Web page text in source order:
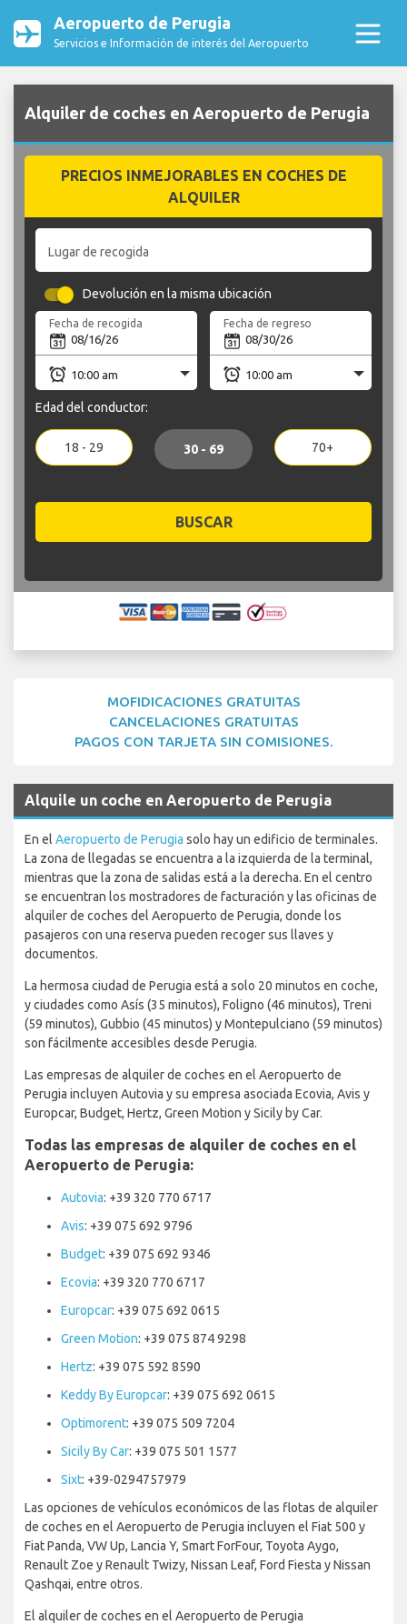
Aeropuerto de Perugia
Servicios e Información de interés del Aeropuerto
Alquiler de coches en Aeropuerto de Perugia
PRECIOS INMEJORABLES EN COCHES DE
ALQUILER
Lugar de recogida
Devolución en la misma ubicación
Fecha de recogida Fecha de regreso
Edad del conductor:
18 - 29 30 - 69 70+
BUSCAR
MOFIDICACIONES GRATUITAS
CANCELACIONES GRATUITAS
PAGOS CON TARJETA SIN COMISIONES.
Alquile un coche en Aeropuerto de Perugia
En el Aeropuerto de Perugia solo hay un edificio de terminales.
La zona de llegadas se encuentra a la izquierda de la terminal,
mientras que la zona de salidas está a la derecha. En el centro
se encuentran los mostradores de facturación y las oficinas de
alquiler de coches del Aeropuerto de Perugia, donde los
pasajeros con una reserva pueden recoger sus llaves y
documentos.
La hermosa ciudad de Perugia está a solo 20 minutos en coche,
y ciudades como Asís (35 minutos), Foligno (46 minutos), Treni
(59 minutos), Gubbio (45 minutos) y Montepulciano (59 minutos)
son fácilmente accesibles desde Perugia.
Las empresas de alquiler de coches en el Aeropuerto de
Perugia incluyen Autovia y su empresa asociada Ecovia, Avis y
Europcar, Budget, Hertz, Green Motion y Sicily by Car.
Todas las empresas de alquiler de coches en el
Aeropuerto de Perugia:
Autovia: +39 320 770 6717
Avis: +39 075 692 9796
Budget: +39 075 692 9346
Ecovia: +39 320 770 6717
Europcar: +39 075 692 0615
Green Motion: +39 075 874 9298
Hertz: +39 075 592 8590
Keddy By Europcar: +39 075 692 0615
Optimorent: +39 075 509 7204
Sicily By Car: +39 075 501 1577
Sixt: +39-0294757979
Las opciones de vehículos económicos de las flotas de alquiler
de coches en el Aeropuerto de Perugia incluyen el Fiat 500 y
Fiat Panda, VW Up, Lancia Y, Smart ForFour, Toyota Aygo,
Renault Zoe y Renault Twizy, Nissan Leaf, Ford Fiesta y Nissan
Qashqai, entre otros.
El alquiler de coches en el Aeropuerto de Perugia